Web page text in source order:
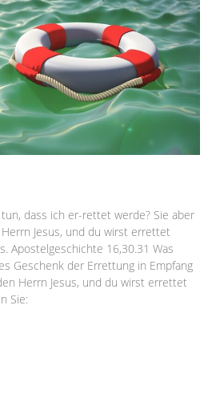
dass ich er-rettet werde? Sie aber
Jesus, und du wirst errettet
Apostelgeschichte 16,30.31 Was
Geschenk der Errettung in Empfang
Herrn Jesus, und du wirst errettet
Sie: